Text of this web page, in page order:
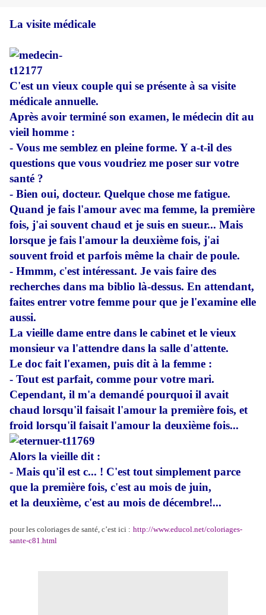
La visite médicale
C'est un vieux couple qui se présente à sa visite
médicale annuelle.
Après avoir terminé son examen, le médecin dit au
vieil homme :
- Vous me semblez en pleine forme. Y a-t-il des
questions que vous voudriez me poser sur votre
santé ?
- Bien oui, docteur. Quelque chose me fatigue.
Quand je fais l'amour avec ma femme, la première
fois, j'ai souvent chaud et je suis en sueur... Mais
lorsque je fais l'amour la deuxième fois, j'ai
souvent froid et parfois même la chair de poule.
- Hmmm, c'est intéressant. Je vais faire des
recherches dans ma biblio là-dessus. En attendant,
faites entrer votre femme pour que je l'examine elle
aussi.
La vieille dame entre dans le cabinet et le vieux
monsieur va l'attendre dans la salle d'attente.
Le doc fait l'examen, puis dit à la femme :
- Tout est parfait, comme pour votre mari.
Cependant, il m'a demandé pourquoi il avait
chaud lorsqu'il faisait l'amour la première fois, et
froid lorsqu'il faisait l'amour la deuxième fois...
Alors la vieille dit :
- Mais qu'il est c... ! C'est tout simplement parce
que la première fois, c'est au mois de juin,
et la deuxième, c'est au mois de décembre!...
pour les coloriages de santé, c’est ici : http://www.educol.net/coloriages-
sante-c81.html